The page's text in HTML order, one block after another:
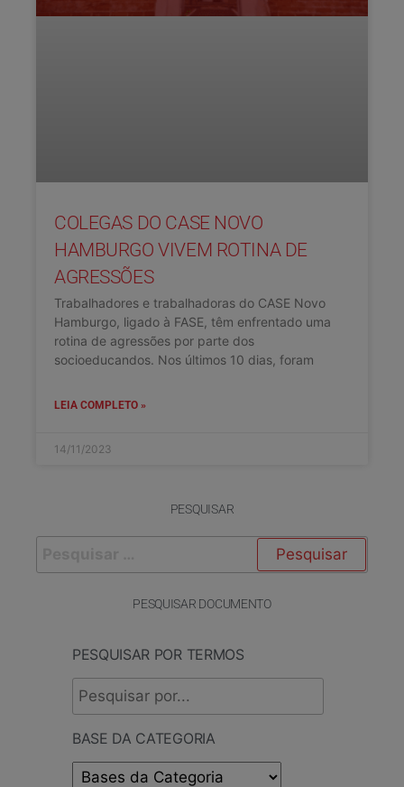
COLEGAS DO CASE NOVO
HAMBURGO VIVEM ROTINA DE
AGRESSÕES
Trabalhadores e trabalhadoras do CASE Novo
Hamburgo, ligado à FASE, têm enfrentado uma
rotina de agressões por parte dos
socioeducandos. Nos últimos 10 dias, foram
LEIA COMPLETO »
14/11/2023
PESQUISAR
PESQUISAR DOCUMENTO
PESQUISAR POR TERMOS
BASE DA CATEGORIA